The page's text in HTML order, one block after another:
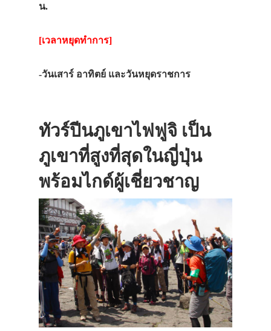
น.
[เวลาหยุดทำการ]
-วันเสาร์ อาทิตย์ และวันหยุดราชการ
ทัวร์ปีนภูเขาไฟฟูจิ เป็น
ภูเขาที่สูงที่สุดในญี่ปุ่น
พร้อมไกด์ผู้เชี่ยวชาญ